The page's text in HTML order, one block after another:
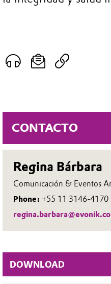
CONTACTO
Regina Bárbara
Comunicación & Eventos
Phone: +55 11 3146-4170
DOWNLOAD